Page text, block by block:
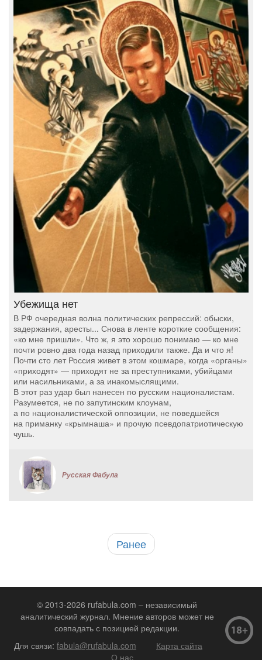
Убежища нет
В РФ очередная волна политических репрессий: обыски,
задержания, аресты... Снова в ленте короткие сообщения:
«ко мне пришли». Что ж, я это хорошо понимаю — ко мне
почти ровно два года назад приходили также. Да и что я!
Почти сто лет Россия живет в этом кошмаре, когда «органы»
«приходят» — приходят не за преступниками, убийцами
или насильниками, а за инакомыслящими.
В этот раз удар был нанесен по русским националистам.
Разумеется, не по запутинским клоунам,
а по националистической оппозиции, не поведшейся
на приманку «крымнаша» и прочую псевдопатриотическую
чушь.
Русская Фабула
Ранее
© 2013-2026 rufabula.com – независимый
аналитический журнал. Мнение авторов может не
совпадать с позицией редакции.
Для связи: fabula@rufabula.com
Карта сайта
О нас